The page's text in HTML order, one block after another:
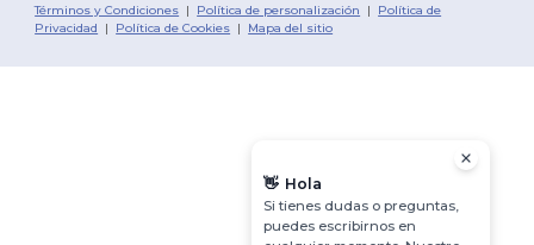
Términos y Condiciones | Política de personalización | Política de
Privacidad | Política de Cookies | Mapa del sitio
👋 Hola
Si tienes dudas o preguntas,
puedes escribirnos en